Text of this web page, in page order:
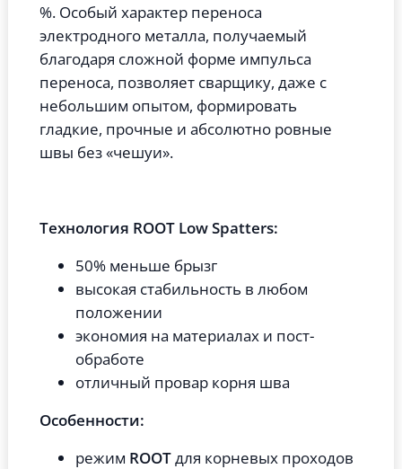
%. Особый характер переноса
электродного металла, получаемый
благодаря сложной форме импульса
переноса, позволяет сварщику, даже с
небольшим опытом, формировать
гладкие, прочные и абсолютно ровные
швы без «чешуи».
Технология ROOT Low Spatters:
50% меньше брызг
высокая стабильность в любом
положении
экономия на материалах и пост-
обработе
отличный провар корня шва
Особенности:
режим ROOTдля корневых проходов